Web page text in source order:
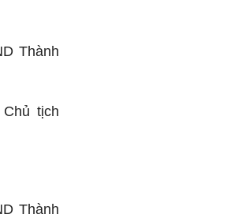
Thành
tịch
Thành